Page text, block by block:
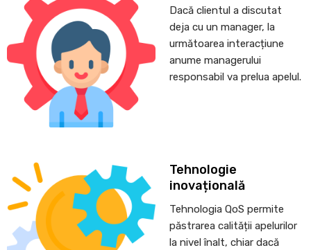
Dacă clientul a discutat
deja cu un manager, la
următoarea interacțiune
anume managerului
responsabil va prelua apelul.
Tehnologie
inovațională
Tehnologia QoS permite
păstrarea calității apelurilor
la nivel înalt, chiar dacă